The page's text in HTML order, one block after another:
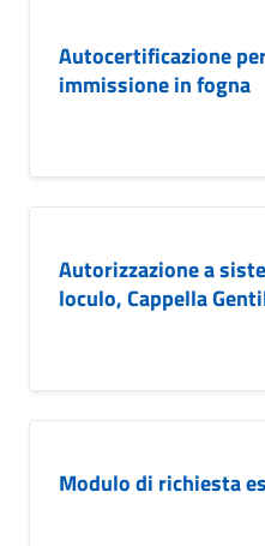
Autocertificazione
immissione in fogna
Autorizzazione a
loculo, Cappella
Modulo di richiesta